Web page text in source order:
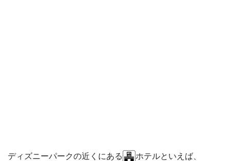
ディズニーパークの近くにある ホテルといえば、